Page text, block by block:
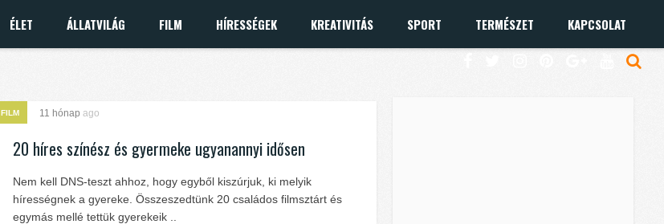
ÉLET ÁLLATVILÁG FILM HÍRESSÉGEK KREATIVITÁS SPORT TERMÉSZET KAPCSOLAT
FILM 11 hónap ago
20 híres színész és gyermeke ugyanannyi idősen
Nem kell DNS-teszt ahhoz, hogy egyből kiszúrjuk, ki melyik
hírességnek a gyereke. Összeszedtünk 20 családos filmsztárt és
egymás mellé tettük gyerekeik ..